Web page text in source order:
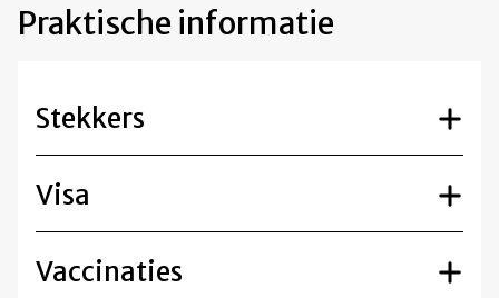
Praktische informatie
Stekkers
Visa
Vaccinaties